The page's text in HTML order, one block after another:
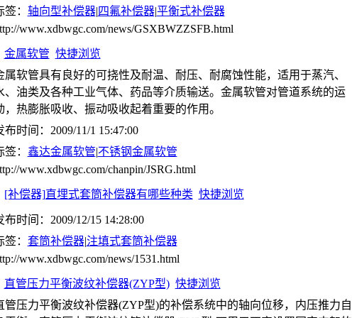
签： 轴向型补偿器|四氟补偿器|平衡式补偿器
www.xdbwgc.com/news/GSXBWZZSFB.html
金属软管 快捷浏览
属软管具有良好的可挠性及耐温、耐压、耐腐蚀性能，适用于蒸汽、
、油类及各种工业气体、药品等介质输送。金属软管对管道系统的运
，热膨胀吸收、振动吸收起着重要的作用。
布时间：2009/11/1 15:47:00
签： 鑫达金属软管|不锈钢金属软管
www.xdbwgc.com/chanpin/JSRG.html
[补偿器]直埋式套筒补偿器有哪些种类 快捷浏览
布时间：2009/12/15 14:28:00
签： 套筒补偿器|注填式套筒补偿器
www.xdbwgc.com/news/1531.html
直管压力平衡波纹补偿器(ZYP型) 快捷浏览
管压力平衡波纹补偿器(ZYP型)的补偿系统中的轴向位移，内压推力自